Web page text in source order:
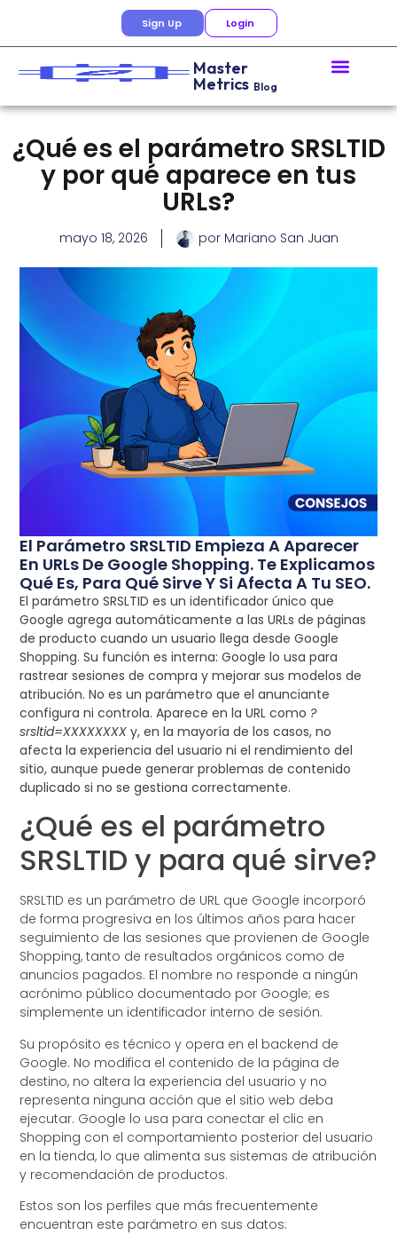
Sign Up Login
Master
Metrics Blog
¿Qué es el parámetro SRSLTID
y por qué aparece en tus
URLs?
mayo 18, 2026 porMariano San Juan
El Parámetro SRSLTID Empieza A Aparecer
En URLs De Google Shopping. Te Explicamos
Qué Es, Para Qué Sirve Y Si Afecta A Tu SEO.
El parámetro SRSLTID es un identificador único que
Google agrega automáticamente a las URLs de páginas
de producto cuando un usuario llega desde Google
Shopping. Su función es interna: Google lo usa para
rastrear sesiones de compra y mejorar sus modelos de
atribución. No es un parámetro que el anunciante
configura ni controla. Aparece en la URL como ?
srsltid=XXXXXXXX y, en la mayoría de los casos, no
afecta la experiencia del usuario ni el rendimiento del
sitio, aunque puede generar problemas de contenido
duplicado si no se gestiona correctamente.
¿Qué es el parámetro
SRSLTID y para qué sirve?
SRSLTID es un parámetro de URL que Google incorporó
de forma progresiva en los últimos años para hacer
seguimiento de las sesiones que provienen de Google
Shopping, tanto de resultados orgánicos como de
anuncios pagados. El nombre no responde a ningún
acrónimo público documentado por Google; es
simplemente un identificador interno de sesión.
Su propósito es técnico y opera en el backend de
Google. No modifica el contenido de la página de
destino, no altera la experiencia del usuario y no
representa ninguna acción que el sitio web deba
ejecutar. Google lo usa para conectar el clic en
Shopping con el comportamiento posterior del usuario
en la tienda, lo que alimenta sus sistemas de atribución
y recomendación de productos.
Estos son los perfiles que más frecuentemente
encuentran este parámetro en sus datos: